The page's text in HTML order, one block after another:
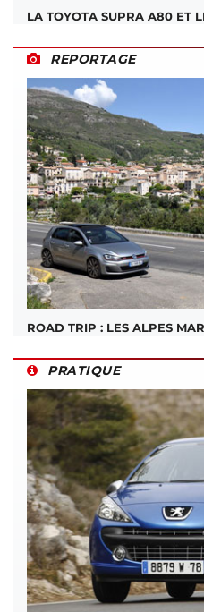
LA TOYOTA SUPRA A80 ET
REPORTAGE
ROAD TRIP : LES ALPES
PRATIQUE